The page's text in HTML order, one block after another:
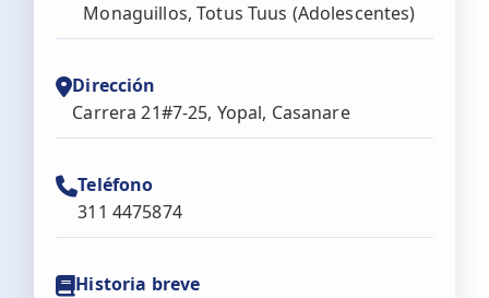
Monaguillos, Totus Tuus (Adolescentes)
Dirección
Carrera 21#7-25, Yopal, Casanare
Teléfono
311 4475874
Historia breve